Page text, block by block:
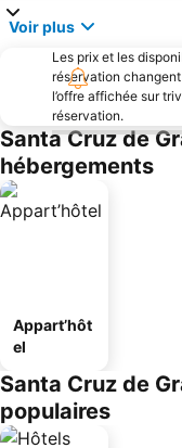
Voir plus
Les prix et les
réservation
l’offre affichée sur
réservation.
Santa Cruz de
hébergements
Appart’hôt
el
Santa Cruz de
populaires